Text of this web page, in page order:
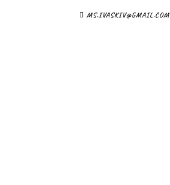
MS.IVASKIV@GMAIL.COM